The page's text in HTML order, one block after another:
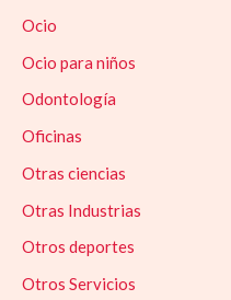
Ocio
Ocio para niños
Odontología
Oficinas
Otras ciencias
Otras Industrias
Otros deportes
Otros Servicios